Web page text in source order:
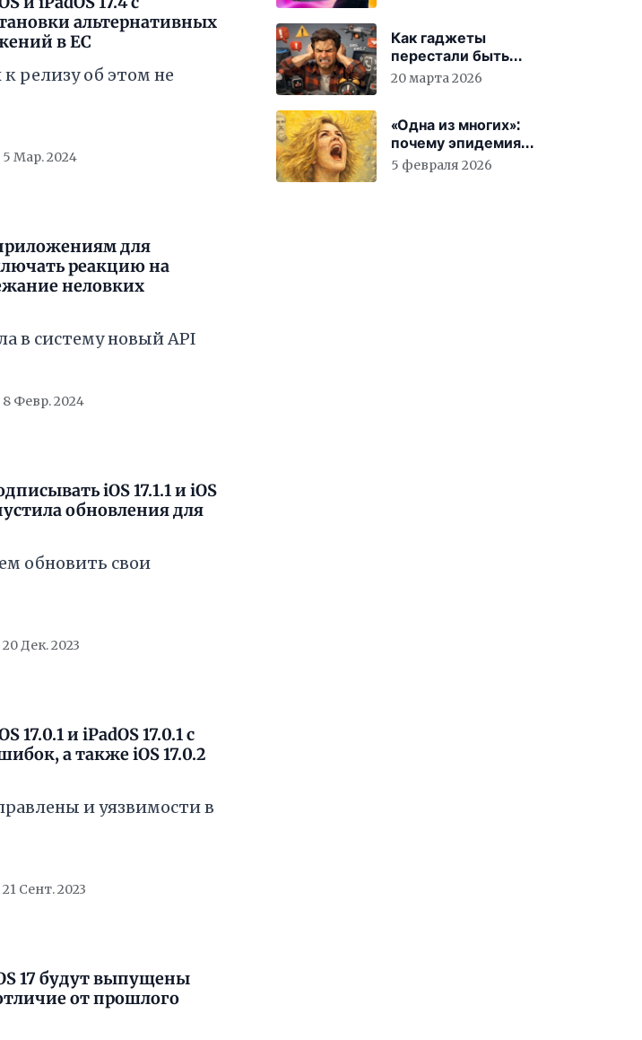
альтернативных
в ЕС
релизу об этом не
5 Мар. 2024
для
реакцию на
неловких
в систему новый API
8 Февр. 2024
iOS 17.1.1 и iOS
обновления для
обновить свои
20 Дек. 2023
17.0.1 и iPadOS 17.0.1 с
а также iOS 17.0.2
и уязвимости в
21 Сент. 2023
17 будут выпущены
от прошлого
Как гаджеты
перестали быть
просто устройствами и
20 марта 2026
«Одна из многих»:
почему эпидемия
счастья страшнее
5 февраля 2026